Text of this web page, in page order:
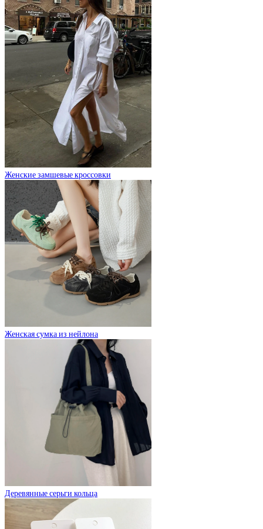
Женские замшевые кроссовки
Женская сумка из нейлона
Деревянные серьги кольца